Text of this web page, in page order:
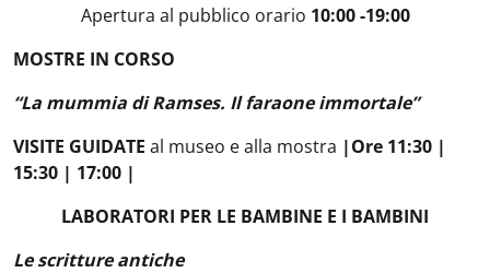
Apertura al pubblico orario 10:00 -19:00
MOSTRE IN CORSO
“La mummia di Ramses. Il faraone immortale”
VISITE GUIDATE al museo e alla mostra |Ore 11:30 |
15:30 | 17:00 |
LABORATORI PER LE BAMBINE E I BAMBINI
Le scritture antiche